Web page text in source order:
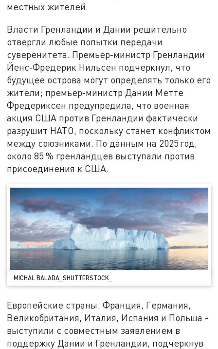
местных жителей.
Власти Гренландии и Дании решительно
отвергли любые попытки передачи
суверенитета. Премьер‑министр Гренландии
Йенс‑Фредерик Нильсен подчеркнул, что
будущее острова могут определять только его
жители; премьер‑министр Дании Метте
Фредериксен предупредила, что военная
акция США против Гренландии фактически
разрушит НАТО, поскольку станет конфликтом
между союзниками. По данным на 2025 год,
около 85 % гренландцев выступали против
присоединения к США.
MICHAL BALADA_SHUTTERSTOCK_
Европейские страны: Франция, Германия,
Великобритания, Италия, Испания и Польша -
выступили с совместным заявлением в
поддержку Дании и Гренландии, подчеркнув